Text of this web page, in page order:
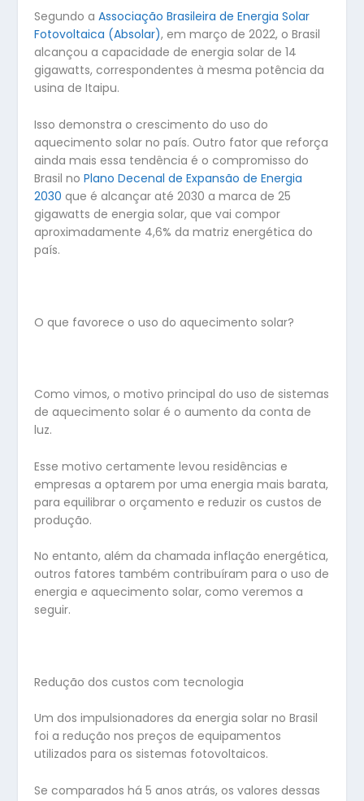
Segundo aAssociação Brasileira de Energia Solar
Fotovoltaica (Absolar), em março de 2022, o Brasil
alcançou a capacidade de energia solar de 14
gigawatts, correspondentes à mesma potência da
usina de Itaipu.
Isso demonstra o crescimento do uso do
aquecimento solar no país. Outro fator que reforça
ainda mais essa tendência é o compromisso do
Brasil noPlano Decenal de Expansão de Energia
2030 que é alcançar até 2030 a marca de 25
gigawatts de energia solar, que vai compor
aproximadamente 4,6% da matriz energética do
país.
O que favorece o uso do aquecimento solar?
Como vimos, o motivo principal do uso de sistemas
de aquecimento solar é o aumento da conta de
luz.
Esse motivo certamente levou residências e
empresas a optarem por uma energia mais barata,
para equilibrar o orçamento e reduzir os custos de
produção.
No entanto, além da chamada inflação energética,
outros fatores também contribuíram para o uso de
energia e aquecimento solar, como veremos a
seguir.
Redução dos custos com tecnologia
Um dos impulsionadores da energia solar no Brasil
foi a redução nos preços de equipamentos
utilizados para os sistemas fotovoltaicos.
Se comparados há 5 anos atrás, os valores dessas